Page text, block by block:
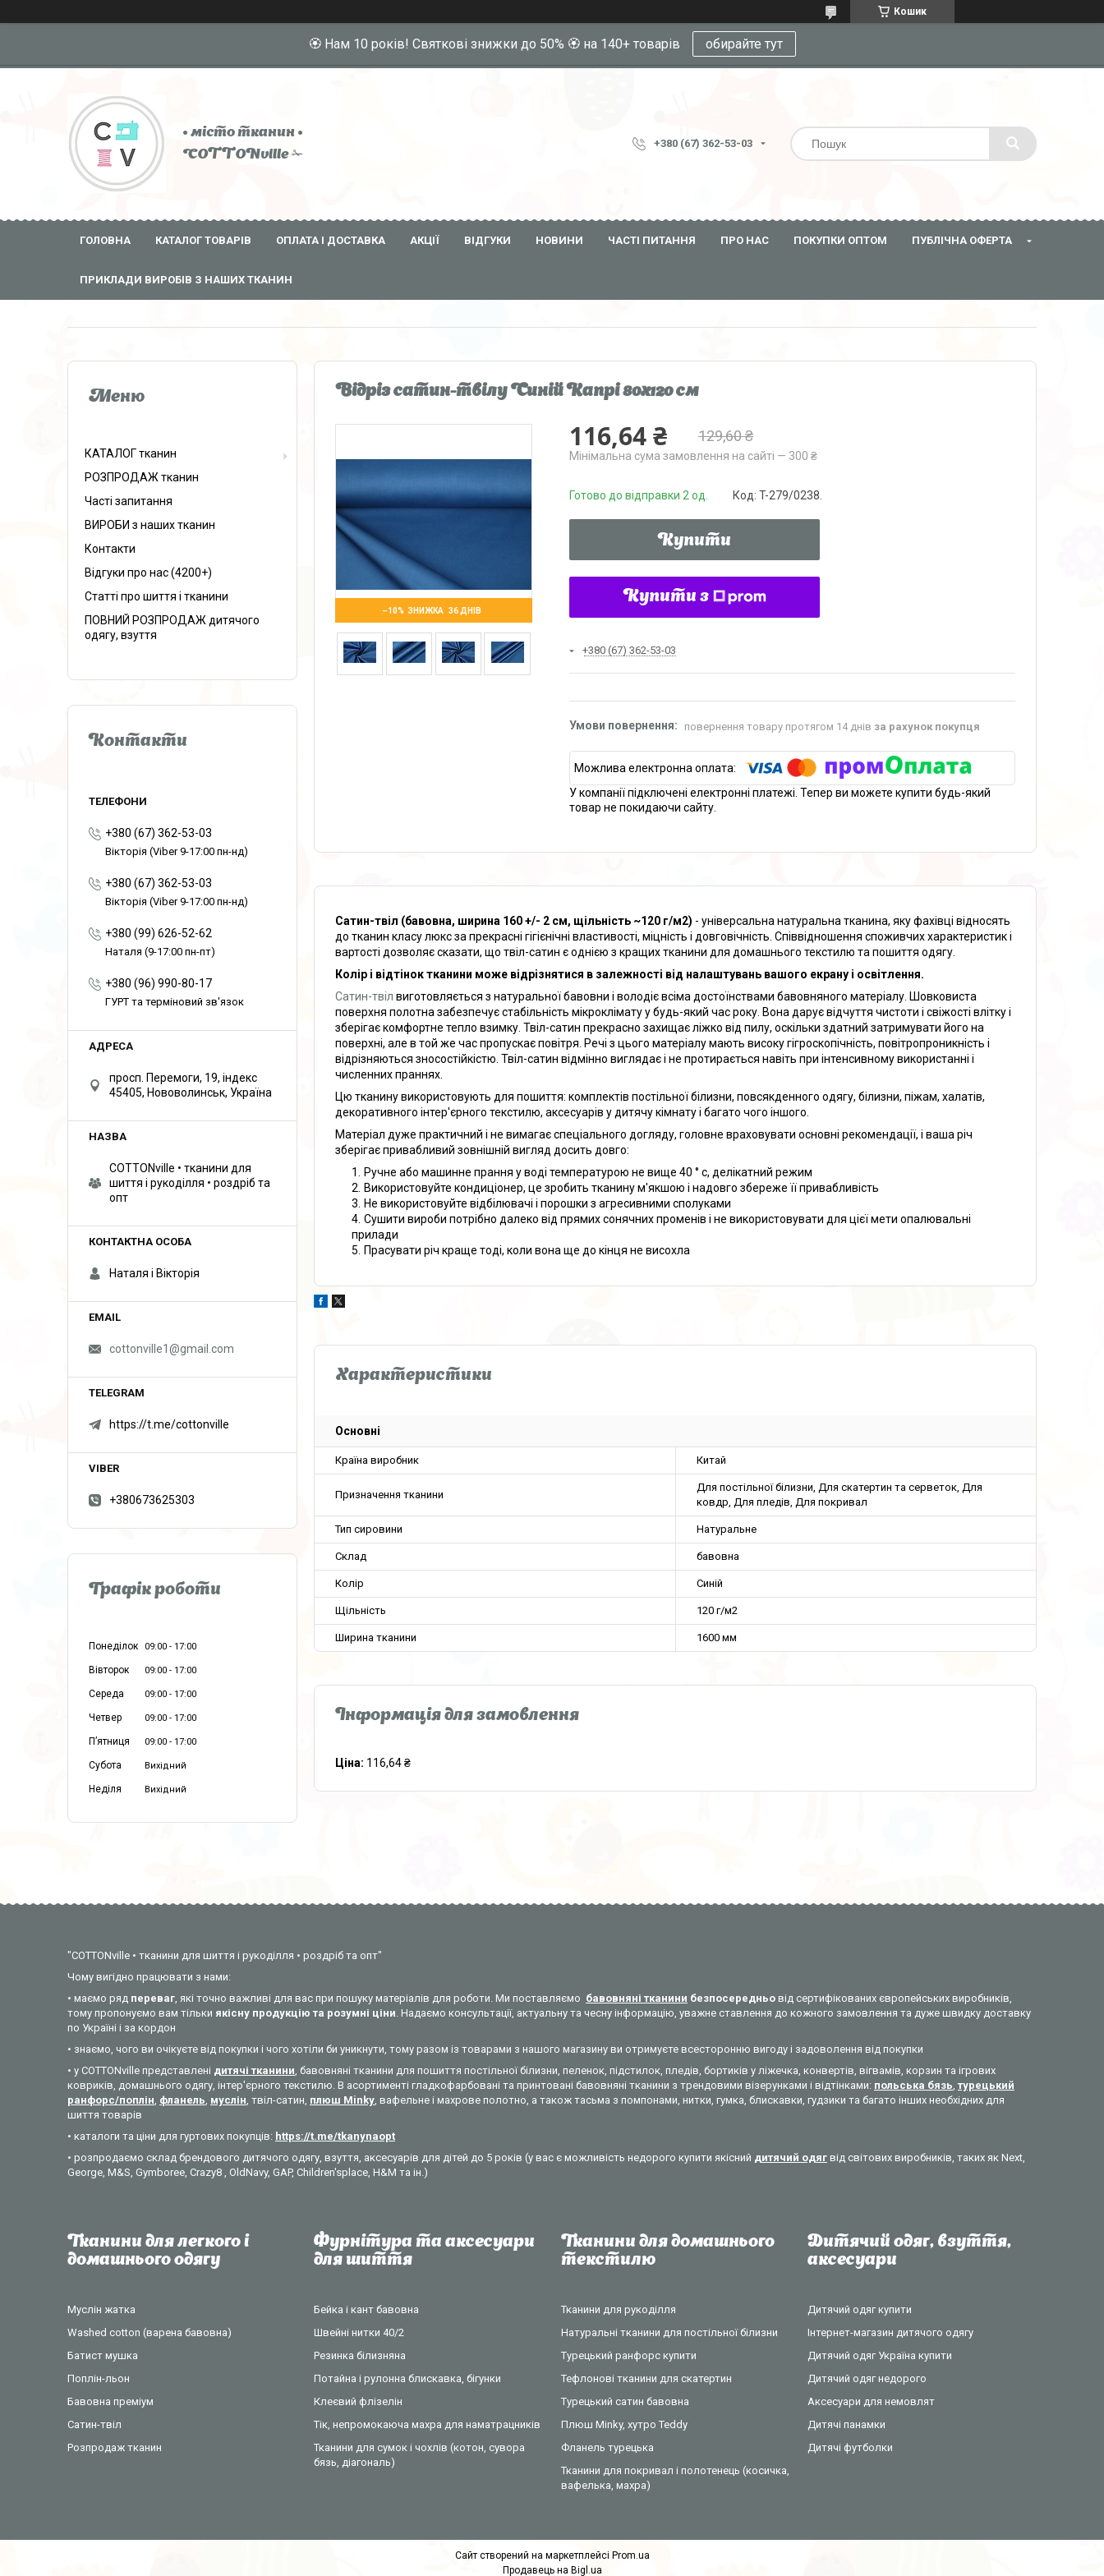
Кошик
🏵️ Нам 10 років! Святкові знижки до 50% 🏵️ на 140+ товарів обирайте тут
• місто тканин •
COTTONville ✁
+380 (67) 362-53-03
ГОЛОВНА КАТАЛОГ ТОВАРІВ ОПЛАТА І ДОСТАВКА АКЦІЇ ВІДГУКИ НОВИНИ ЧАСТІ ПИТАННЯ ПРО НАС ПОКУПКИ ОПТОМ ПУБЛІЧНА ОФЕРТА
ПРИКЛАДИ ВИРОБІВ З НАШИХ ТКАНИН
Відріз сатин-твілу Синій Капрі 80х120 см
–10% 36 ДНІВ
129,60 ₴
116,64 ₴
Мінімальна сума замовлення на сайті — 300 ₴
Готово до відправки 2 од. Код: T-279/0238.
Купити
Купити з
+380 (67) 362-53-03
повернення товару протягом 14 днів за рахунок покупця
У компанії підключені електронні платежі. Тепер ви можете купити будь-який
товар не покидаючи сайту.
Сатин-твіл (бавовна, ширина 160 +/- 2 см, щільність ~120 г/м2) - універсальна натуральна тканина, яку фахівці відносять
до тканин класу люкс за прекрасні гігієнічні властивості, міцність і довговічність. Співвідношення споживчих характеристик і
вартості дозволяє сказати, що твіл-сатин є однією з кращих тканини для домашнього текстилю та пошиття одягу.
Колір і відтінок тканини може відрізнятися в залежності від налаштувань вашого екрану і освітлення.
Сатин-твіл виготовляється з натуральної бавовни і володіє всіма достоїнствами бавовняного матеріалу. Шовковиста
поверхня полотна забезпечує стабільність мікроклімату у будь-який час року. Вона дарує відчуття чистоти і свіжості влітку і
зберігає комфортне тепло взимку. Твіл-сатин прекрасно захищає ліжко від пилу, оскільки здатний затримувати його на
поверхні, але в той же час пропускає повітря. Речі з цього матеріалу мають високу гігроскопічність, повітропроникність і
відрізняються зносостійкістю. Твіл-сатин відмінно виглядає і не протирається навіть при інтенсивному використанні і
численних праннях.
Цю тканину використовують для пошиття: комплектів постільної білизни, повсякденного одягу, білизни, піжам, халатів,
декоративного інтер'єрного текстилю, аксесуарів у дитячу кімнату і багато чого іншого.
Матеріал дуже практичний і не вимагає спеціального догляду, головне враховувати основні рекомендації, і ваша річ
зберігає привабливий зовнішній вигляд досить довго:
Ручне або машинне прання у воді температурою не вище 40 ° с, делікатний режим
Використовуйте кондиціонер, це зробить тканину м'якшою і надовго збереже її привабливість
Не використовуйте відбілювачі і порошки з агресивними сполуками
Сушити вироби потрібно далеко від прямих сонячних променів і не використовувати для цієї мети опалювальні
прилади
Прасувати річ краще тоді, коли вона ще до кінця не висохла
Характеристики
Основні
Країна виробник Китай
Призначення тканини
Для постільної білизни, Для скатертин та серветок, Для
ковдр, Для пледів, Для покривал
Тип сировини Натуральне
Склад бавовна
Колір Синій
Щільність 120 г/м2
Ширина тканини 1600 мм
Інформація для замовлення
Ціна: 116,64 ₴
КАТАЛОГ тканин
РОЗПРОДАЖ тканин
Часті запитання
ВИРОБИ з наших тканин
Контакти
Відгуки про нас (4200+)
Статті про шиття і тканини
ПОВНИЙ РОЗПРОДАЖ дитячого
одягу, взуття
Контакти
+380 (67) 362-53-03
Вікторія (Viber 9-17:00 пн-нд)
+380 (67) 362-53-03
Вікторія (Viber 9-17:00 пн-нд)
+380 (99) 626-52-62
Наталя (9-17:00 пн-пт)
+380 (96) 990-80-17
ГУРТ та терміновий зв'язок
просп. Перемоги, 19, індекс
45405, Нововолинськ, Україна
COTTONville • тканини для
шиття і рукоділля • роздріб та
опт
Наталя і Вікторія
cottonville1@gmail.com
https://t.me/cottonville
+380673625303
Графік роботи
Понеділок 09:00 17:00
Вівторок 09:00 17:00
Середа 09:00 17:00
Четвер 09:00 17:00
Пʼятниця 09:00 17:00
Субота Вихідний
Неділя Вихідний
"COTTONville • тканини для шиття і рукоділля • роздріб та опт"
Чому вигідно працювати з нами:
• маємо ряд переваг , які точно важливі для вас при пошуку матеріалів для роботи. Ми поставляємо бавовняні тканини безпосередньо від сертифікованих європейських виробників,
тому пропонуємо вам тільки якісну продукцію та розумні ціни . Надаємо консультації, актуальну та чесну інформацію, уважне ставлення до кожного замовлення та дуже швидку доставку
по Україні і за кордон
• знаємо, чого ви очікуєте від покупки і чого хотіли би уникнути, тому разом із товарами з нашого магазину ви отримуєте всесторонню вигоду і задоволення від покупки
• у COTTONville представлені дитячі тканини , бавовняні тканини для пошиття постільної білизни, пеленок, підстилок, пледів, бортиків у ліжечка, конвертів, вігвамів, корзин та ігрових
ковриків, домашнього одягу, інтер'єрного текстилю. В асортименті гладкофарбовані та принтовані бавовняні тканини з трендовими візерунками і відтінками: польська бязь ,турецький
ранфорс/поплін фланель муслін , твіл-сатин, плюш Minky , вафельне і махрове полотно, а також тасьма з помпонами, нитки, гумка, блискавки, гудзики та багато інших необхідних для
шиття товарів
• каталоги та ціни для гуртових покупців: https://t.me/tkanynaopt
• розпродаємо склад брендового дитячого одягу, взуття, аксесуарів для дітей до 5 років (у вас є можливість недорого купити якісний дитячий одяг від світових виробників, таких як Next,
George, M&S, Gymboree, Crazy8 , OldNavy, GAP, Children'splace, H&M та ін.)
Тканини для легкого і
домашнього одягу
Муслін жатка
Washed cotton (варена бавовна)
Батист мушка
Поплін-льон
Бавовна преміум
Сатин-твіл
Розпродаж тканин
Фурнітура та аксесуари
для шиття
Бейка і кант бавовна
Швейні нитки 40/2
Резинка білизняна
Потайна і рулонна блискавка, бігунки
Клеєвий флізелін
Тік, непромокаюча махра для наматрацників
Тканини для сумок і чохлів (котон, сувора
бязь, діагональ)
Тканини для домашнього
текстилю
Тканини для рукоділля
Натуральні тканини для постільної білизни
Турецький ранфорс купити
Тефлонові тканини для скатертин
Турецький сатин бавовна
Плюш Minky, хутро Teddy
Фланель турецька
Тканини для покривал і полотенець (косичка,
вафелька, махра)
Дитячий одяг, взуття,
аксесуари
Дитячий одяг купити
Інтернет-магазин дитячого одягу
Дитячий одяг Україна купити
Дитячий одяг недорого
Аксесуари для немовлят
Дитячі панамки
Дитячі футболки
Сайт створений на маркетплейсі Prom.ua
Продавець на Bigl.ua